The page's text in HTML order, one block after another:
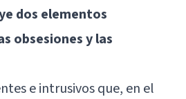
dos elementos
obsesiones y las
e intrusivos que, en el